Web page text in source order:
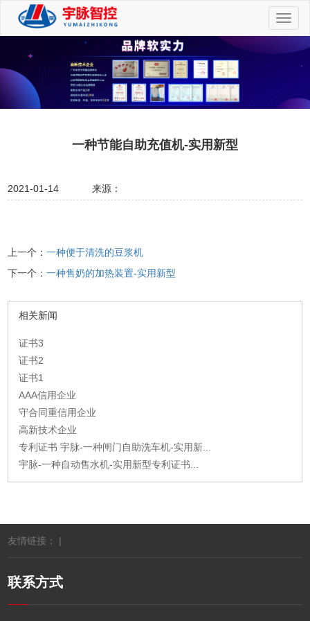
切
换
一种节能自助充值机-实用新型
2021-01-14 来源：
上一个：一种便于清洗的豆浆机
下一个：一种售奶的加热装置-实用新型
相关新闻
证书3
证书2
证书1
AAA信用企业
守合同重信用企业
高新技术企业
专利证书 宇脉-一种闸门自助洗车机-实用新...
宇脉-一种自动售水机-实用新型专利证书...
友情链接： |
联系方式